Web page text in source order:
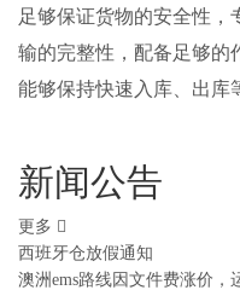
足够保证货物的安全性，
输的完整性，配备足够的
能够保持快速入库、出库
新闻公告
更多
西班牙仓放假通知
澳洲ems路线因文件费涨价，